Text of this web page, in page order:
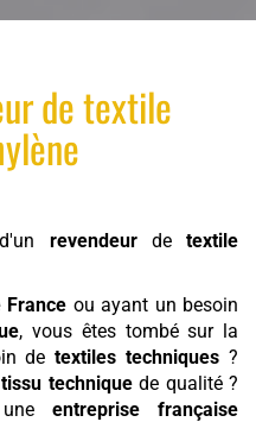
detextile
revendeur de textile
France ou ayant un besoin
, vous êtes tombé sur la
detextiles techniques ?
tissu techniquede qualité ?
uneentreprise française